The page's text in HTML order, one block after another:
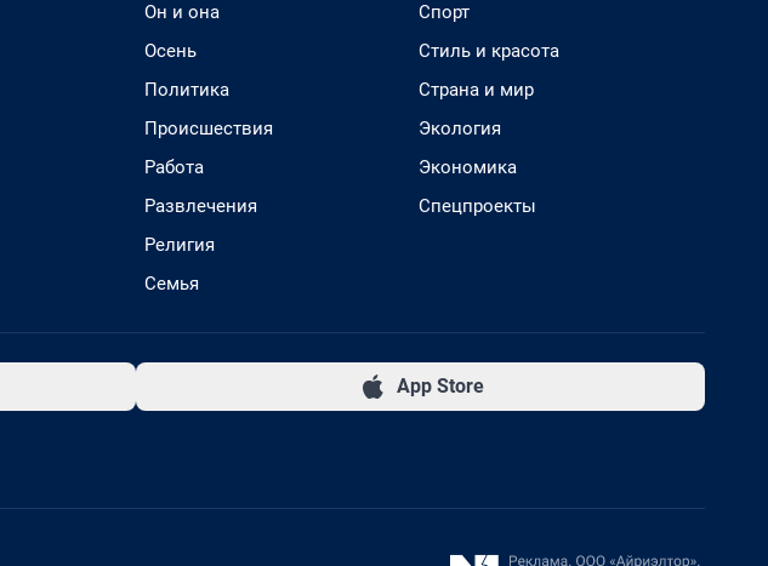
Он и она
Осень
Политика
Происшествия
Работа
Развлечения
Религия
Семья
Спорт
Стиль и красота
Страна и мир
Экология
Экономика
Спецпроекты
App Store